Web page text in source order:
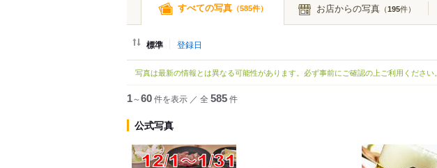
すべての写真（585件） お店からの写真（195件）
標準 登録日
写真は最新の情報とは異なる可能性があります。必ず事前にご確認の上ご利用ください。
1～60件を表示 ／ 全 585件
公式写真